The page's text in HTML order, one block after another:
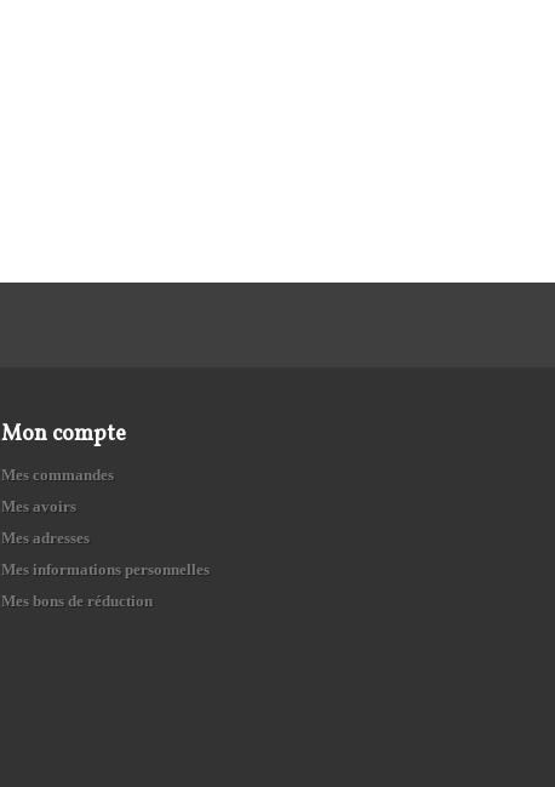
Mon compte
Mes commandes
Mes avoirs
Mes adresses
Mes informations personnelles
Mes bons de réduction